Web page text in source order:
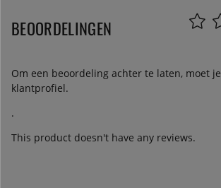
BEOORDELINGEN
Om een beoordeling achter te laten, moet je
klantprofiel.
.
This product doesn't have any reviews.